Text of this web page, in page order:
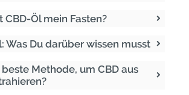
Öl mein Fasten?
Was Du darüber wissen musst
Methode, um CBD aus